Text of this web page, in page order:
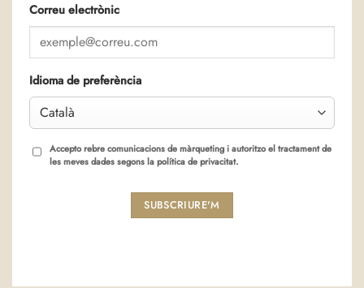
Correu electrònic
Idioma de preferència
Accepto rebre comunicacions de màrqueting i autoritzo el tractament de
les meves dades segons la política de privacitat.
SUBSCRIURE'M